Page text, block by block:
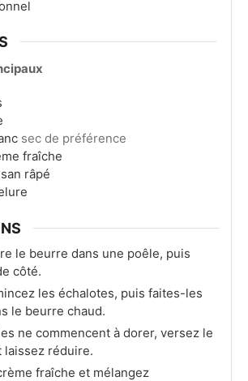
sec de préférence
fraîche
râpé
le beurre dans une poêle, puis
côté.
les échalotes, puis faites-les
le beurre chaud.
ne commencent à dorer, versez le
laissez réduire.
fraîche et mélangez